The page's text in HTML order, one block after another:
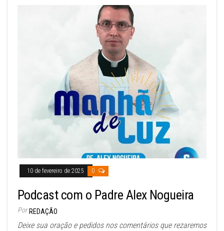
10 de fevereiro de 2025 0
Podcast com o Padre Alex Nogueira
Por REDAÇÃO
Deixe sua oração e pedidos nos comentários que rezaremos